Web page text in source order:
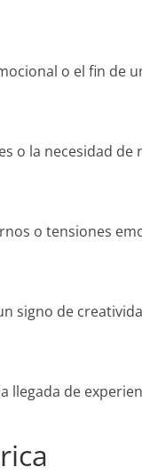
o el fin de
o la necesidad
o tensiones
signo de
llegada de